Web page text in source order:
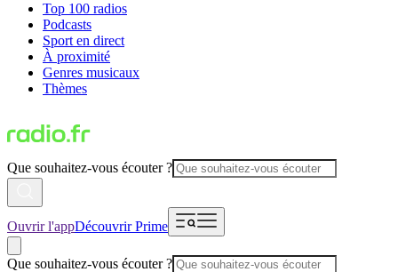
Top 100 radios
Podcasts
Sport en direct
À proximité
Genres musicaux
Thèmes
Que souhaitez-vous écouter ?
Ouvrir l'appDécouvrir Prime
Que souhaitez-vous écouter ?